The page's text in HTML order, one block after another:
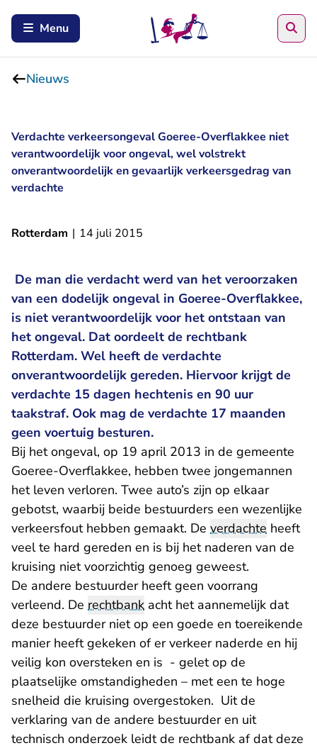
Menu
Nieuws
Verdachte verkeersongeval Goeree-Overflakkee niet
verantwoordelijk voor ongeval, wel volstrekt
onverantwoordelijk en gevaarlijk verkeersgedrag van
verdachte
Rotterdam | 14 juli 2015
De man die verdacht werd van het veroorzaken
van een dodelijk ongeval in Goeree-Overflakkee,
is niet verantwoordelijk voor het ontstaan van
het ongeval. Dat oordeelt de rechtbank
Rotterdam. Wel heeft de verdachte
onverantwoordelijk gereden. Hiervoor krijgt de
verdachte 15 dagen hechtenis en 90 uur
taakstraf. Ook mag de verdachte 17 maanden
geen voertuig besturen.
Bij het ongeval, op 19 april 2013 in de gemeente
Goeree-Overflakkee, hebben twee jongemannen
het leven verloren. Twee auto’s zijn op elkaar
gebotst, waarbij beide bestuurders een wezenlijke
verkeersfout hebben gemaakt. De verdachte heeft
veel te hard gereden en is bij het naderen van de
kruising niet voorzichtig genoeg geweest.
De andere bestuurder heeft geen voorrang
verleend. De rechtbank acht het aannemelijk dat
deze bestuurder niet op een goede en toereikende
manier heeft gekeken of er verkeer naderde en hij
veilig kon oversteken en is - gelet op de
plaatselijke omstandigheden – met een te hoge
snelheid die kruising overgestoken. Uit de
verklaring van de andere bestuurder en uit
technisch onderzoek leidt de rechtbank af dat deze